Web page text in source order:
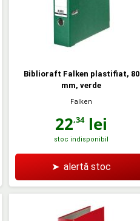
Biblioraft Falken plastifiat, 80
mm, verde
Falken
22,34lei
stoc indisponibil
➤ alertă stoc